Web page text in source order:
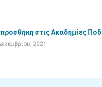
στις Ακαδημίες
2021